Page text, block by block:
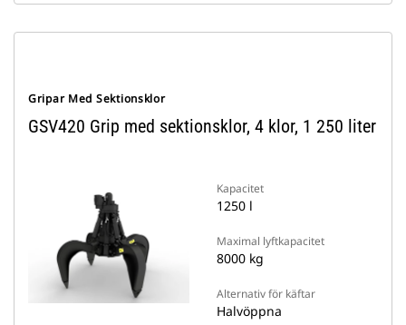
Gripar Med Sektionsklor
GSV420 Grip med sektionsklor, 4 klor, 1 250 liter
Kapacitet
1250 l
Maximal lyftkapacitet
8000 kg
Alternativ för käftar
Halvöppna